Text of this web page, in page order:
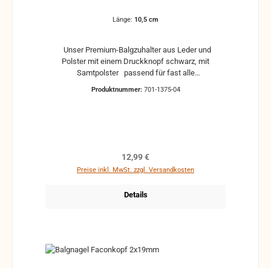
Länge: 10,5 cm
Polster mit einem Druckknopf schwarz, mit
Samtpolster passend für fast alle
Produktnummer: 701-1375-04
Regulärer Preis:
12,99 €
Preise inkl. MwSt. zzgl. Versandkosten
Details